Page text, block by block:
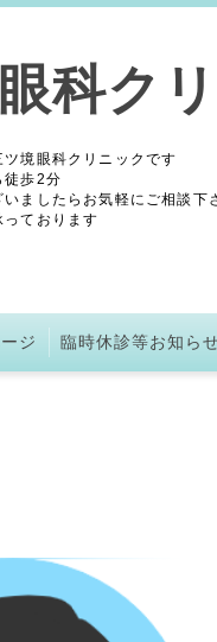
科ク
境眼科クリニックです
徒歩2分
ましたらお気軽にご相談下
ております
ジ 臨時休診等お知ら